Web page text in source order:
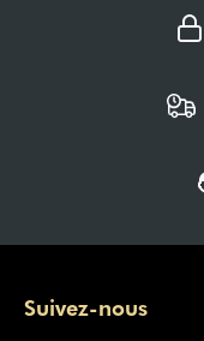
Suivez-nous